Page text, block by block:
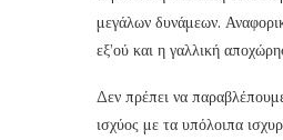
μεγάλων δυνάμεων.
εξ’ού και η γαλλική
Δεν πρέπει να
ισχύος με τα υπόλοιπα